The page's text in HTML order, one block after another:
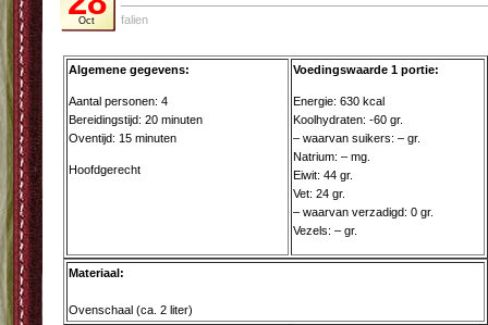
Oct falien
Algemene gegevens:
Aantal personen: 4
Bereidingstijd: 20 minuten
Oventijd: 15 minuten
Hoofdgerecht
Voedingswaarde 1 portie:
Energie: 630 kcal
Koolhydraten: -60 gr.
– waarvan suikers: – gr.
Natrium: – mg.
Eiwit: 44 gr.
Vet: 24 gr.
– waarvan verzadigd: 0 gr.
Vezels: – gr.
Materiaal:
Ovenschaal (ca. 2 liter)